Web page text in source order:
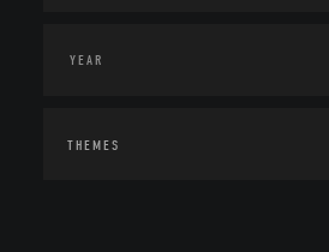
THEMES